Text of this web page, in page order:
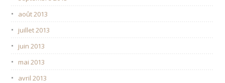
août 2013
juillet 2013
juin 2013
mai 2013
avril 2013